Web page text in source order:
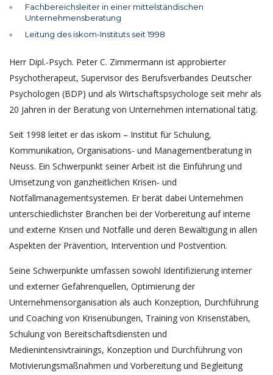
Fachbereichsleiter in einer mittelständischen
Unternehmensberatung
Leitung des iskom-Instituts seit 1998
Herr Dipl.-Psych. Peter C. Zimmermann ist approbierter
Psychotherapeut, Supervisor des Berufsverbandes Deutscher
Psychologen (BDP) und als Wirtschaftspsychologe seit mehr als
20 Jahren in der Beratung von Unternehmen international tätig.
Seit 1998 leitet er das iskom – Institut für Schulung,
Kommunikation, Organisations- und Managementberatung in
Neuss. Ein Schwerpunkt seiner Arbeit ist die Einführung und
Umsetzung von ganzheitlichen Krisen- und
Notfallmanagementsystemen. Er berät dabei Unternehmen
unterschiedlichster Branchen bei der Vorbereitung auf interne
und externe Krisen und Notfälle und deren Bewältigung in allen
Aspekten der Prävention, Intervention und Postvention.
Seine Schwerpunkte umfassen sowohl Identifizierung interner
und externer Gefahrenquellen, Optimierung der
Unternehmensorganisation als auch Konzeption, Durchführung
und Coaching von Krisenübungen, Training von Krisenstäben,
Schulung von Bereitschaftsdiensten und
Medienintensivtrainings, Konzeption und Durchführung von
Motivierungsmaßnahmen und Vorbereitung und Begleitung